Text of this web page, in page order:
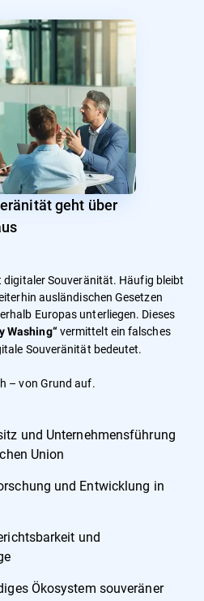
geht über
digitaler Souveränität. Häufig bleibt
ausländischen Gesetzen
Europas unterliegen. Dieses
Washing“ vermittelt ein falsches
Souveränität bedeutet.
– von Grund auf.
und Unternehmensführung
Union
und Entwicklung in
und
Ökosystem souveräner